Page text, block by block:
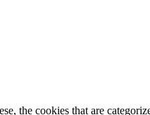
cookies that are